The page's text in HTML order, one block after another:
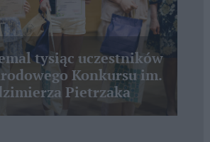
tysiąc uczestników
Konkursu im.
Pietrzaka